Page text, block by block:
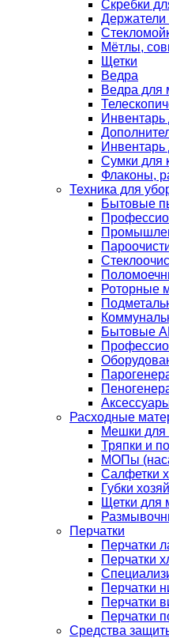
Скребки
Держатели
Мётлы,
Щетки
Ведра
Ведра для
Инвентарь
Инвентарь
Сумки для
Флаконы,
Техника для
Бытовые
Роторные
Бытовые
Расходные
Мешки для
Тряпки и
МОПы
Салфетки
Губки
Щетки для
Перчатки
Перчатки
Перчатки
Перчатки
Перчатки
Перчатки
Средства